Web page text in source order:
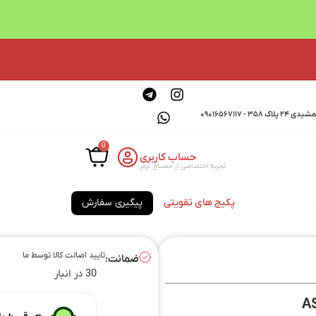
حساب کاربری
تجربه اختصاصی از مصباح ترمز
0
پکیج های تقویتی پیگیری سفارش
ضمانت:تایید اصالت کالا توسط ما
30 در انبار